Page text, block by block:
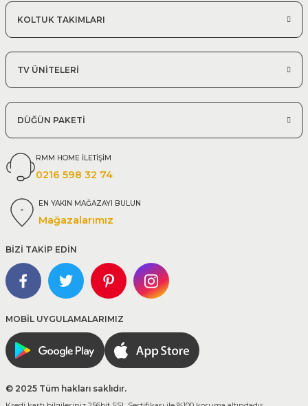
KOLTUK TAKIMLARI
TV ÜNİTELERİ
DÜĞÜN PAKETİ
RMM HOME İLETİŞİM
0216 598 32 74
EN YAKIN MAĞAZAYI BULUN
Mağazalarımız
BİZİ TAKİP EDİN
MOBİL UYGULAMALARIMIZ
© 2025 Tüm hakları saklıdır.